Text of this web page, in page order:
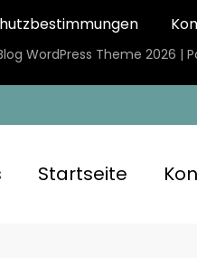
WordPress Theme 2026 |
Startseite